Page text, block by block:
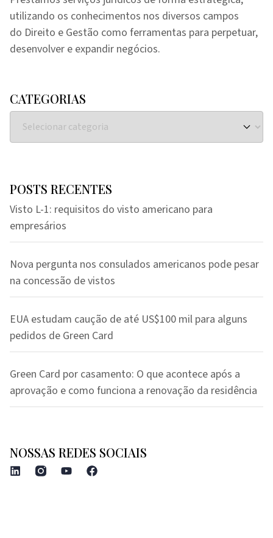
utilizando os conhecimentos nos diversos campos
do Direito e Gestão como ferramentas para perpetuar,
desenvolver e expandir negócios.
CATEGORIAS
POSTS RECENTES
Visto L-1: requisitos do visto americano para
empresários
Nova pergunta nos consulados americanos pode pesar
na concessão de vistos
EUA estudam caução de até US$100 mil para alguns
pedidos de Green Card
Green Card por casamento: O que acontece após a
aprovação e como funciona a renovação da residência
NOSSAS REDES SOCIAIS